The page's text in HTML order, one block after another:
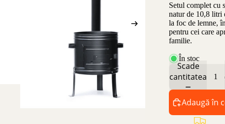
Setul complet cu
natur de 10,8 litri
la foc de lemne,
pentru cei care
familie.
În stoc
Scade
cantitatea
Adaugă în